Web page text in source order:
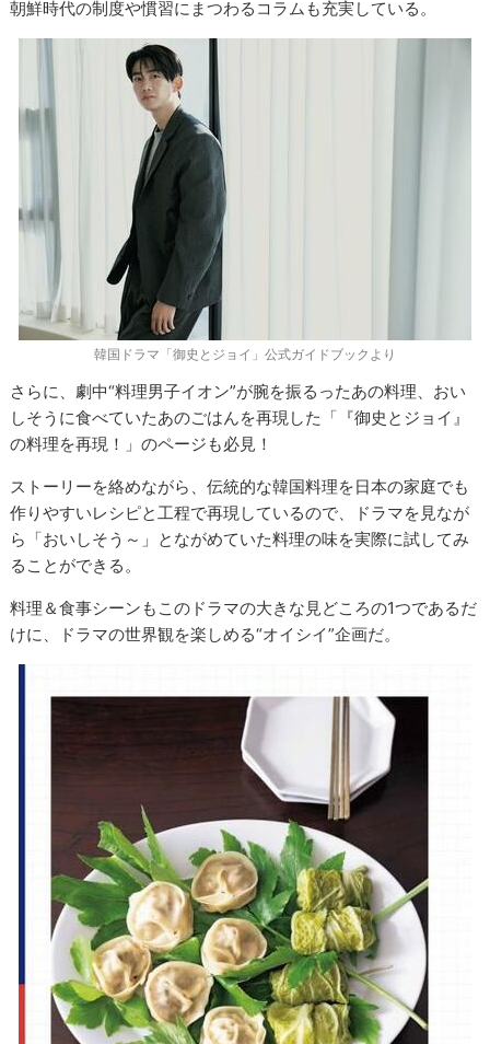
朝鮮時代の制度や慣習にまつわるコラムも充実している。
韓国ドラマ「御史とジョイ」公式ガイドブックより
さらに、劇中“料理男子イオン”が腕を振るったあの料理、おい
しそうに食べていたあのごはんを再現した「『御史とジョイ』
の料理を再現！」のページも必見！
ストーリーを絡めながら、伝統的な韓国料理を日本の家庭でも
作りやすいレシピと工程で再現しているので、ドラマを見なが
ら「おいしそう～」とながめていた料理の味を実際に試してみ
ることができる。
料理＆食事シーンもこのドラマの大きな見どころの1つであるだ
けに、ドラマの世界観を楽しめる“オイシイ”企画だ。